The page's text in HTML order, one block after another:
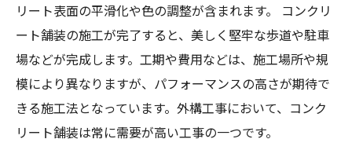
リート表面の平滑化や色の調整が含まれます。 コンクリ
ート舗装の施工が完了すると、美しく堅牢な歩道や駐車
場などが完成します。工期や費用などは、施工場所や規
模により異なりますが、パフォーマンスの高さが期待で
きる施工法となっています。外構工事において、コンク
リート舗装は常に需要が高い工事の一つです。